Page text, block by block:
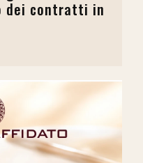
dei contratti in